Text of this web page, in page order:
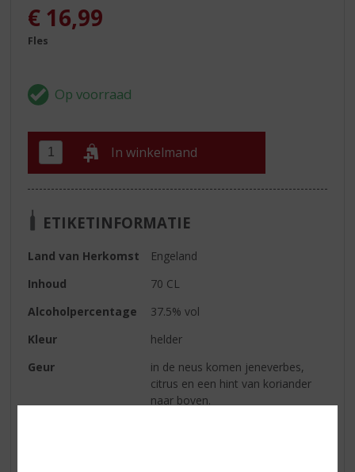
€ 16,99
Fles
In winkelmand
ETIKETINFORMATIE
Land van Herkomst
Engeland
Inhoud
70 CL
Alcoholpercentage
37.5% vol
Kleur
helder
Geur
in de neus komen jeneverbes,
citrus en een hint van koriander
naar boven.